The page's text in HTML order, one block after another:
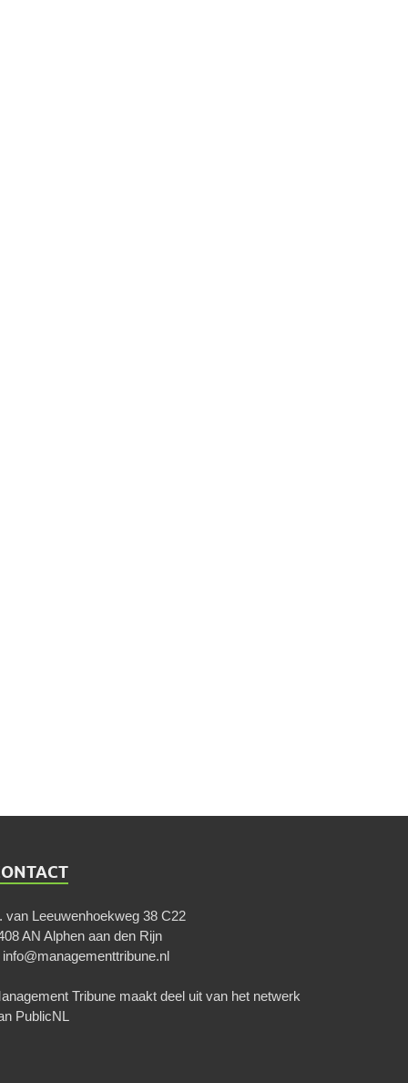
van Leeuwenhoekweg 38 C22
AN Alphen aan den Rijn
info@managementtribune.nl
Tribune maakt deel uit van het netwerk
PublicNL